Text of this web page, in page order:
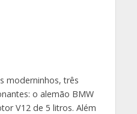
moderninhos, três
o alemão BMW
V12 de 5 litros. Além